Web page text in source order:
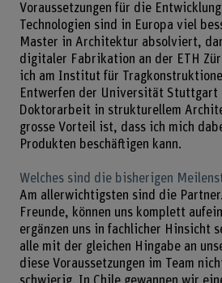
Voraussetzungen für die
Technologien sind in Europa viel
Master in Architektur absolviert,
digitaler Fabrikation an der ETH
ich am Institut für
Entwerfen der Universität Stuttgart
Doktorarbeit in strukturellem
grosse Vorteil ist, dass ich mich
Produkten beschäftigen kann.
Welches sind die bisherigen
Am allerwichtigsten sind die
Freunde, können uns komplett
ergänzen uns in fachlicher Hinsicht
alle mit der gleichen Hingabe an
diese Voraussetzungen im Team